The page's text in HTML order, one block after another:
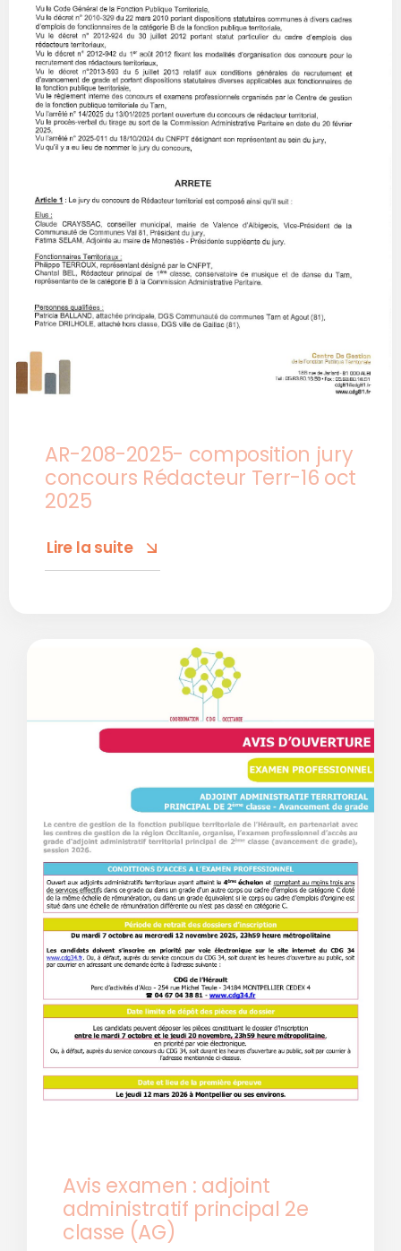
AR-208-2025- composition jury
concours Rédacteur Terr-16 oct
2025
Lire la suite
Avis examen : adjoint
administratif principal 2e
classe (AG)